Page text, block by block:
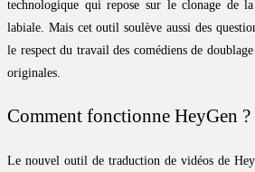
technologique qui repose sur le clonage de
labiale. Mais cet outil soulève aussi des
le respect du travail des comédiens de
originales.
Comment fonctionne HeyGen ?
Le nouvel outil de traduction de vidéos de